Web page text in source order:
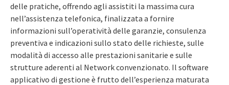
delle pratiche, offrendo agli assistiti la massima cura
nell’assistenza telefonica, finalizzata a fornire
informazioni sull’operatività delle garanzie, consulenza
preventiva e indicazioni sullo stato delle richieste, sulle
modalità di accesso alle prestazioni sanitarie e sulle
strutture aderenti al Network convenzionato. Il software
applicativo di gestione è frutto dell’esperienza maturata